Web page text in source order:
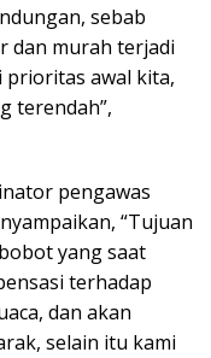
sebab
dan murah terjadi
prioritas awal kita,
terendah”,
pengawas
“Tujuan
yang saat
terhadap
dan akan
selain itu kami